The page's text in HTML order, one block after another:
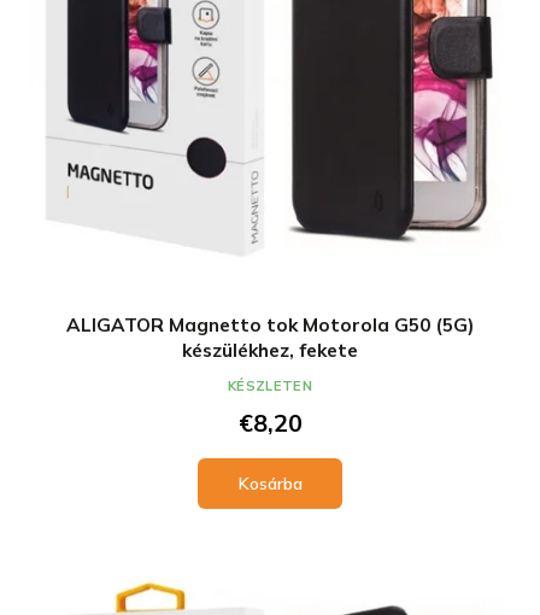
ALIGATOR Magnetto tok Motorola G50 (5G)
készülékhez, fekete
€8,20
Kosárba
KÉSZLETEN